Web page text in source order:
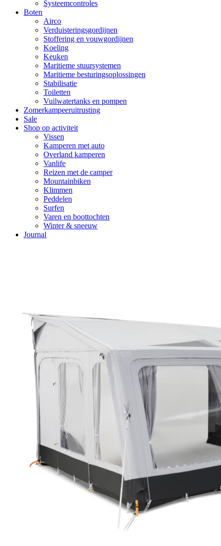
Systeemcontroles
Boten
Airco
Verduisteringsgordijnen
Stoffering en vouwgordijnen
Koeling
Keuken
Maritieme stuursystemen
Maritieme besturingsoplossingen
Stabilisatie
Toiletten
Vuilwatertanks en pompen
Zomerkampeeruitrusting
Sale
Shop op activiteit
Vissen
Kamperen met auto
Overland kamperen
Vanlife
Reizen met de camper
Mountainbiken
Klimmen
Peddelen
Surfen
Varen en boottochten
Winter & sneeuw
Journal